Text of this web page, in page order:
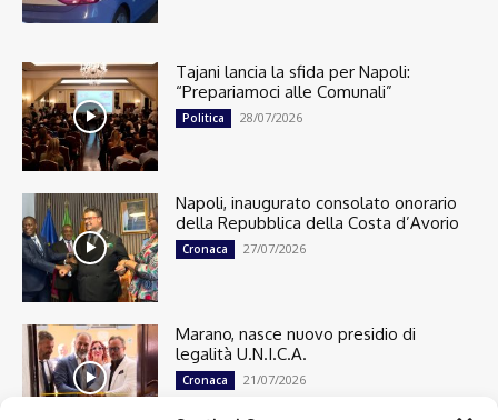
Tajani lancia la sfida per Napoli:
“Prepariamoci alle Comunali”
Politica 28/07/2026
Napoli, inaugurato consolato onorario
della Repubblica della Costa d’Avorio
Cronaca 27/07/2026
Marano, nasce nuovo presidio di
legalità U.N.I.C.A.
Cronaca 21/07/2026